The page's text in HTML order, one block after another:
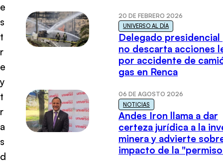
e
s
t
r
e
y
t
r
a
s
d
20 DE FEBRERO 2026
UNIVERSO AL DÍA
Delegado presidencial
no descarta acciones
por accidente de
gas en Renca
06 DE AGOSTO 2026
NOTICIAS
Andes Iron llama a dar
certeza jurídica a la
minera y advierte
impacto de la